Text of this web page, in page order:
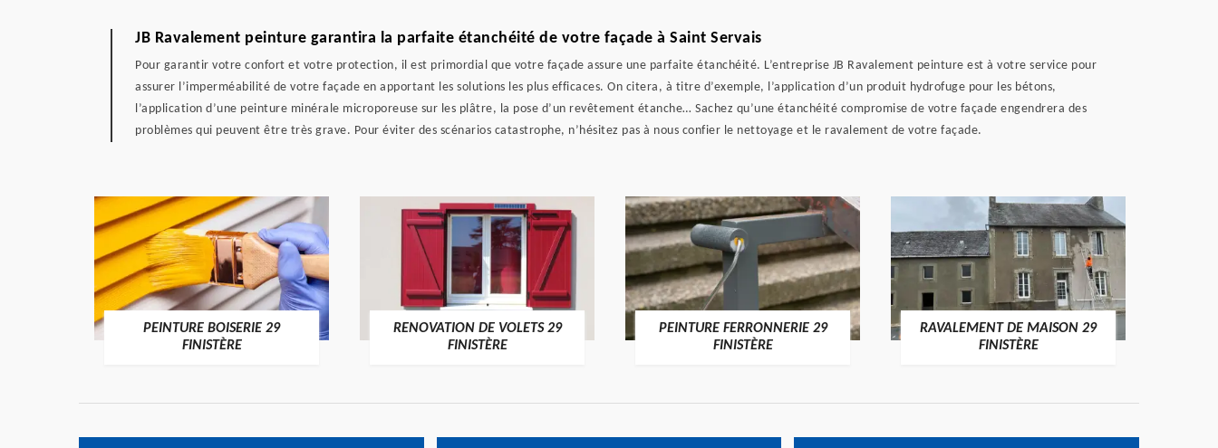
JB Ravalement peinture garantira la parfaite étanchéité de votre façade à Saint Servais
Pour garantir votre confort et votre protection, il est primordial que votre façade assure une parfaite étanchéité. L’entreprise JB Ravalement peinture est à votre service pour
assurer l’imperméabilité de votre façade en apportant les solutions les plus efficaces. On citera, à titre d’exemple, l’application d’un produit hydrofuge pour les bétons,
l’application d’une peinture minérale microporeuse sur les plâtre, la pose d’un revêtement étanche… Sachez qu’une étanchéité compromise de votre façade engendrera des
problèmes qui peuvent être très grave. Pour éviter des scénarios catastrophe, n’hésitez pas à nous confier le nettoyage et le ravalement de votre façade.
PEINTURE BOISERIE 29
FINISTÈRE
RENOVATION DE VOLETS 29
FINISTÈRE
PEINTURE FERRONNERIE 29
FINISTÈRE
RAVALEMENT DE MAISON 29
FINISTÈRE